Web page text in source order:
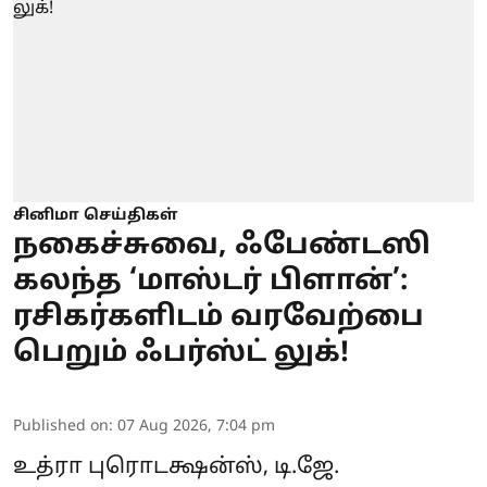
சினிமா செய்திகள்
நகைச்சுவை, ஃபேண்டஸி
கலந்த ‘மாஸ்டர் பிளான்’:
ரசிகர்களிடம் வரவேற்பை
பெறும் ஃபர்ஸ்ட் லுக்!
Published on: 07 Aug 2026, 7:04 pm
உத்ரா புரொடக்ஷன்ஸ், டி.ஜே.